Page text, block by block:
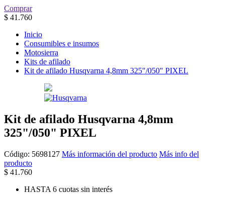
Comprar
$ 41.760
Inicio
Consumibles e insumos
Motosierra
Kits de afilado
Kit de afilado Husqvarna 4,8mm 325"/050" PIXEL
Kit de afilado Husqvarna 4,8mm
325"/050" PIXEL
Código: 5698127 Más información del producto Más info del
producto
$ 41.760
HASTA 6 cuotas sin interés